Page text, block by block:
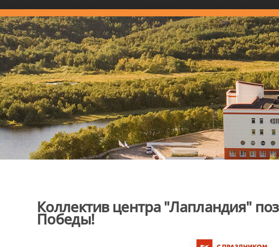
Коллектив центра "Лапландия"
Победы!